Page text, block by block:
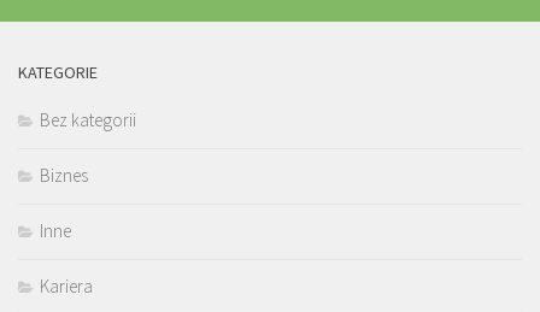
KATEGORIE
Bez kategorii
Biznes
Inne
Kariera